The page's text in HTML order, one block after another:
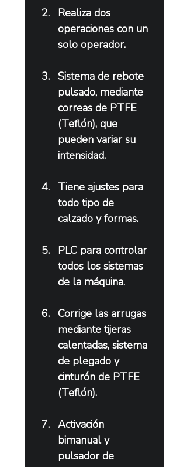
Realiza dos
operaciones con un
solo operador.
Sistema de rebote
pulsado, mediante
correas de PTFE
(Teflón), que
pueden variar su
intensidad.
Tiene ajustes para
todo tipo de
calzado y formas.
PLC para controlar
todos los sistemas
de la máquina.
Corrige las arrugas
mediante tijeras
calentadas, sistema
de plegado y
cinturón de PTFE
(Teflón).
Activación
bimanual y
pulsador de